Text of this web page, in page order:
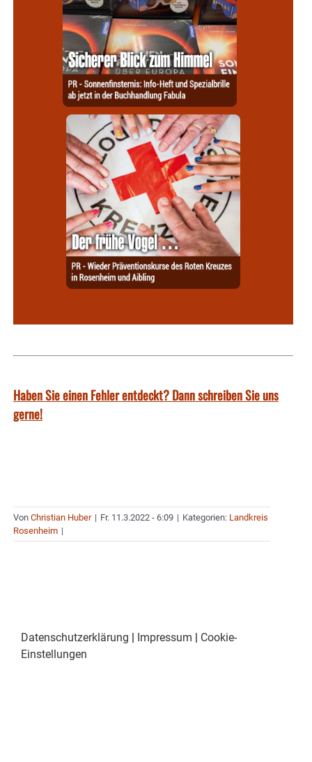
Haben Sie einen Fehler entdeckt? Dann schreiben Sie uns
gerne!
Von Christian Huber | Fr. 11.3.2022 - 6:09 | Kategorien: Landkreis
Rosenheim |
Datenschutzerklärung Impressum
Cookie-
Einstellungen